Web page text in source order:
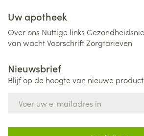
Uw apotheek
Over ons Nuttige links
van wachtVoorschriftZorgtarieven
Nieuwsbrief
Blijf op de hoogte van nieuwe